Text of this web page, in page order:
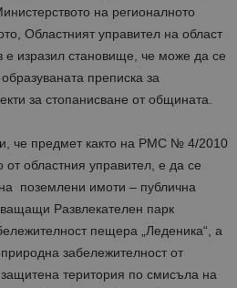
на регионалното
Областният управител на област
изразил становище, че може да се
преписка за
за стопанисване от общината.
че предмет както на РМС № 4/2010
от областния управител, е да се
поземлени имоти – публична
Развлекателен парк
пещера „Леденика“, а
забележителност от
територия по смисъла на